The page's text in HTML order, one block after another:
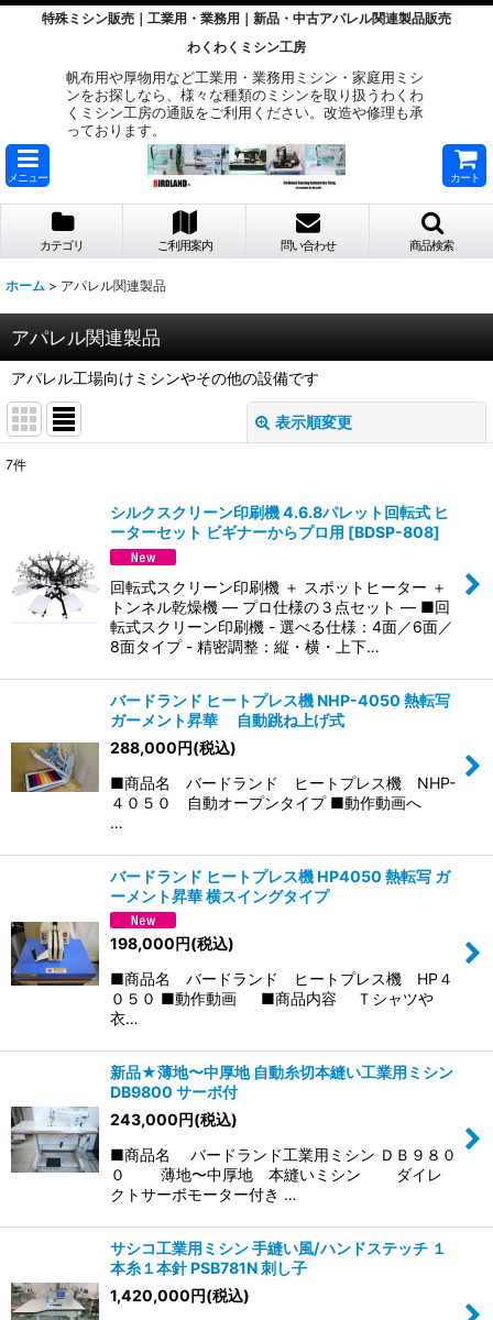
特殊ミシン販売｜工業用・業務用｜新品・中古アパレル関連製品販売
わくわくミシン工房
帆布用や厚物用など工業用・業務用ミシン・家庭用ミシ
ンをお探しなら、様々な種類のミシンを取り扱うわくわ
くミシン工房の通販をご利用ください。改造や修理も承
っております。
メニュー カート
カテゴリ ご利用案内 問い合わせ 商品検索
ホーム > アパレル関連製品
アパレル関連製品
アパレル工場向けミシンやその他の設備です
表示順変更
絞り込む
7件
シルクスクリーン印刷機 4.6.8パレット回転式 ヒ
ーターセット ビギナーからプロ用 [BDSP-808]
回転式スクリーン印刷機 ＋ スポットヒーター ＋
トンネル乾燥機 ― プロ仕様の３点セット ― ■回
転式スクリーン印刷機 - 選べる仕様：4面／6面／
8面タイプ - 精密調整：縦・横・上下…
バードランド ヒートプレス機 NHP-4050 熱転写
ガーメント昇華 自動跳ね上げ式
288,000円(税込)
■商品名 バードランド ヒートプレス機 NHP-
４０５０ 自動オープンタイプ ■動作動画へ
…
バードランド ヒートプレス機 HP4050 熱転写 ガ
ーメント昇華 横スイングタイプ
198,000円(税込)
■商品名 バードランド ヒートプレス機 HP４
０５０ ■動作動画 ■商品内容 Ｔシャツや
衣…
新品★薄地〜中厚地 自動糸切本縫い工業用ミシン
DB9800 サーボ付
243,000円(税込)
■商品名 バードランド工業用ミシン ＤＢ９８０
０ 薄地〜中厚地 本縫いミシン ダイレ
クトサーボモーター付き …
サシコ工業用ミシン 手縫い風/ハンドステッチ １
本糸１本針 PSB781N 刺し子
1,420,000円(税込)